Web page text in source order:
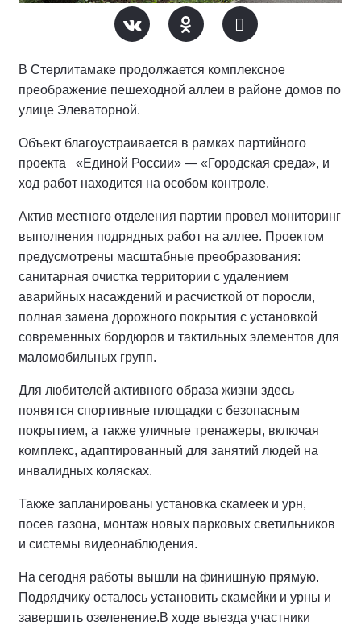
В Стерлитамаке продолжается комплексное
преображение пешеходной аллеи в районе домов по
улице Элеваторной.
Объект благоустраивается в рамках партийного
проекта «Единой России» — «Городская среда», и
ход работ находится на особом контроле.
Актив местного отделения партии провел мониторинг
выполнения подрядных работ на аллее. Проектом
предусмотрены масштабные преобразования:
санитарная очистка территории с удалением
аварийных насаждений и расчисткой от поросли,
полная замена дорожного покрытия с установкой
современных бордюров и тактильных элементов для
маломобильных групп.
Для любителей активного образа жизни здесь
появятся спортивные площадки с безопасным
покрытием, а также уличные тренажеры, включая
комплекс, адаптированный для занятий людей на
инвалидных колясках.
Также запланированы установка скамеек и урн,
посев газона, монтаж новых парковых светильников
и системы видеонаблюдения.
На сегодня работы вышли на финишную прямую.
Подрядчику осталось установить скамейки и урны и
завершить озеленение.В ходе выезда участники